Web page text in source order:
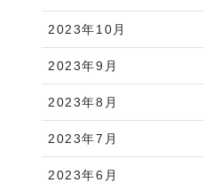
2023年10月
2023年9月
2023年8月
2023年7月
2023年6月